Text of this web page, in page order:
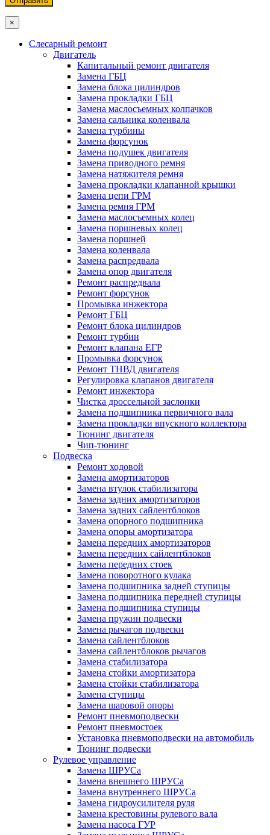
×
Слесарный ремонт
Двигатель
Капитальный ремонт двигателя
Замена ГБЦ
Замена блока цилиндров
Замена прокладки ГБЦ
Замена маслосъемных колпачков
Замена сальника коленвала
Замена турбины
Замена форсунок
Замена подушек двигателя
Замена приводного ремня
Замена натяжителя ремня
Замена прокладки клапанной крышки
Замена цепи ГРМ
Замена ремня ГРМ
Замена маслосъемных колец
Замена поршневых колец
Замена поршней
Замена коленвала
Замена распредвала
Замена опор двигателя
Ремонт распредвала
Ремонт форсунок
Промывка инжектора
Ремонт ГБЦ
Ремонт блока цилиндров
Ремонт турбин
Ремонт клапана ЕГР
Промывка форсунок
Ремонт ТНВД двигателя
Регулировка клапанов двигателя
Ремонт инжектора
Чистка дроссельной заслонки
Замена подшипника первичного вала
Замена прокладки впускного коллектора
Тюнинг двигателя
Чип-тюнинг
Подвеска
Ремонт ходовой
Замена амортизаторов
Замена втулок стабилизатора
Замена задних амортизаторов
Замена задних сайлентблоков
Замена опорного подшипника
Замена опоры амортизатора
Замена передних амортизаторов
Замена передних сайлентблоков
Замена передних стоек
Замена поворотного кулака
Замена подшипника задней ступицы
Замена подшипника передней ступицы
Замена подшипника ступицы
Замена пружин подвески
Замена рычагов подвески
Замена сайлентблоков
Замена сайлентблоков рычагов
Замена стабилизатора
Замена стойки амортизатора
Замена стойки стабилизатора
Замена ступицы
Замена шаровой опоры
Ремонт пневмоподвески
Ремонт пневмостоек
Установка пневмоподвески на автомобиль
Тюнинг подвески
Рулевое управление
Замена ШРУСа
Замена внешнего ШРУСа
Замена внутреннего ШРУСа
Замена гидроусилителя руля
Замена крестовины рулевого вала
Замена насоса ГУР